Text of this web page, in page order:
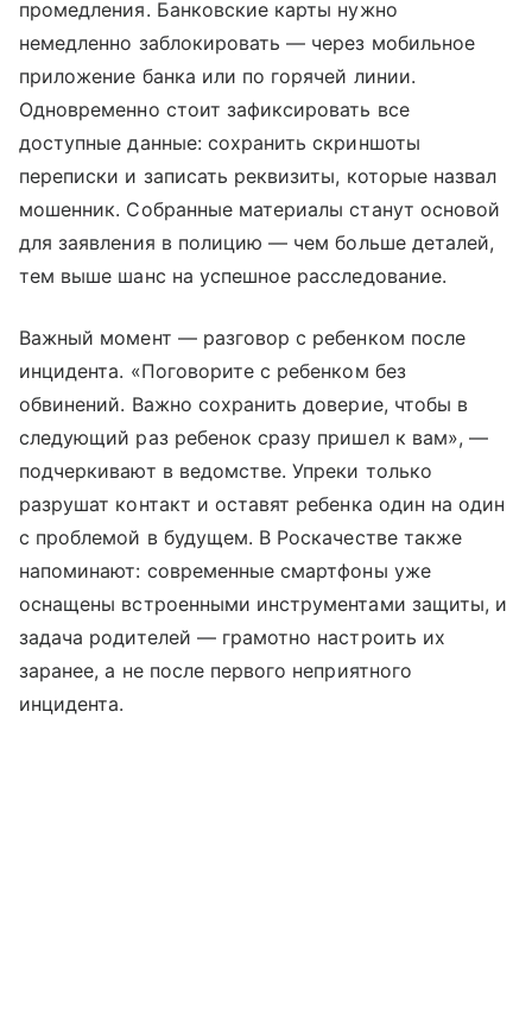
промедления. Банковские карты нужно
немедленно заблокировать — через мобильное
приложение банка или по горячей линии.
Одновременно стоит зафиксировать все
доступные данные: сохранить скриншоты
переписки и записать реквизиты, которые назвал
мошенник. Собранные материалы станут основой
для заявления в полицию — чем больше деталей,
тем выше шанс на успешное расследование.
Важный момент — разговор с ребенком после
инцидента. «Поговорите с ребенком без
обвинений. Важно сохранить доверие, чтобы в
следующий раз ребенок сразу пришел к вам», —
подчеркивают в ведомстве. Упреки только
разрушат контакт и оставят ребенка один на один
с проблемой в будущем. В Роскачестве также
напоминают: современные смартфоны уже
оснащены встроенными инструментами защиты, и
задача родителей — грамотно настроить их
заранее, а не после первого неприятного
инцидента.